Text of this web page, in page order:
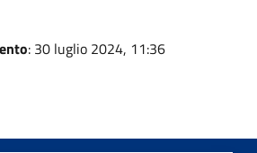
: 30 luglio 2024, 11:36